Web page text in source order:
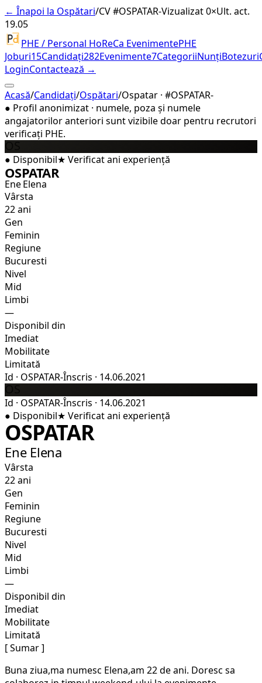
← Înapoi la Ospătari/CV #OSPATAR-Vizualizat 0×Ult. act.
19.05
PHE / Personal HoReCa EvenimentePHE
Joburi15Candidați282Evenimente7CategoriiNunțiBotezuri
LoginContactează →
Acasă/Candidați/Ospătari/Ospatar · #OSPATAR-
● Profil anonimizat · numele, poza și numele
angajatorilor anteriori sunt vizibile doar pentru recrutori
verificați PHE.
● Disponibil★ Verificatani experiență
OSPATAR
Ene Elena
Vârsta
22 ani
Gen
Feminin
Regiune
Bucuresti
Nivel
Mid
Limbi
—
Disponibil din
Imediat
Mobilitate
Limitată
Id · OSPATAR-Înscris · 14.06.2021
Id · OSPATAR-Înscris · 14.06.2021
● Disponibil★ Verificatani experiență
OSPATAR
Ene Elena
Vârsta
22 ani
Gen
Feminin
Regiune
Bucuresti
Nivel
Mid
Limbi
—
Disponibil din
Imediat
Mobilitate
Limitată
[ Sumar ]
Buna ziua,ma numesc Elena,am 22 de ani. Doresc sa